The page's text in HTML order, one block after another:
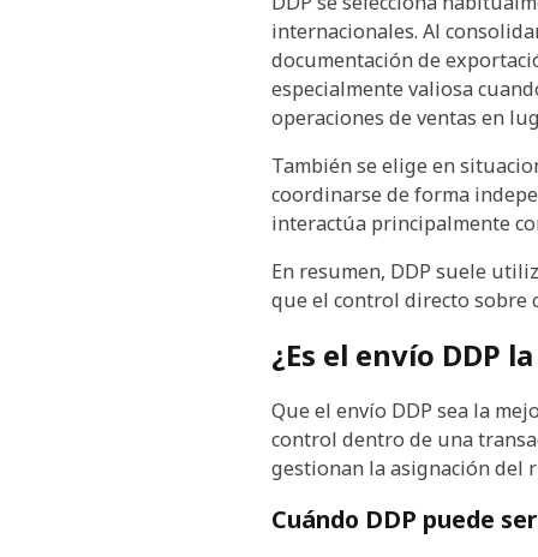
internacionales. Al
documentación de
especialmente valiosa
operaciones de ventas en
También se elige en
coordinarse de forma
interactúa principalmente
En resumen, DDP suele
que el control directo sobre
¿Es el envío DDP
Que el envío DDP sea la
control dentro de una
gestionan la asignación del
Cuándo DDP puede